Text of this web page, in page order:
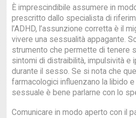
È imprescindibile assumere in
prescritto dallo specialista di
l’ADHD, l’assunzione corretta è il
vivere una sessualità appagante.
strumento che permette di tenere
sintomi di distraibilità, impulsività e
durante il sesso. Se si nota che
farmacologici influenzano la libido
sessuale è bene parlarne con lo
Comunicare in modo aperto con il